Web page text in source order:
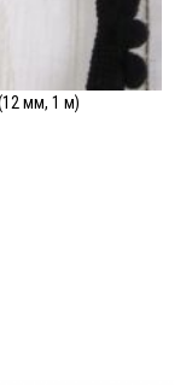
мм, 1 м)